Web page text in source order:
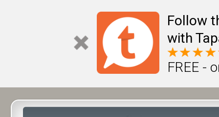
Follow
with
FREE -